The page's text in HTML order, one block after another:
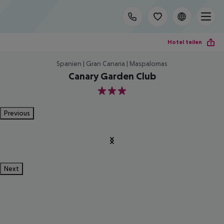
Hotel teilen
Spanien | Gran Canaria | Maspalomas
Canary Garden Club
3
Previous
Next